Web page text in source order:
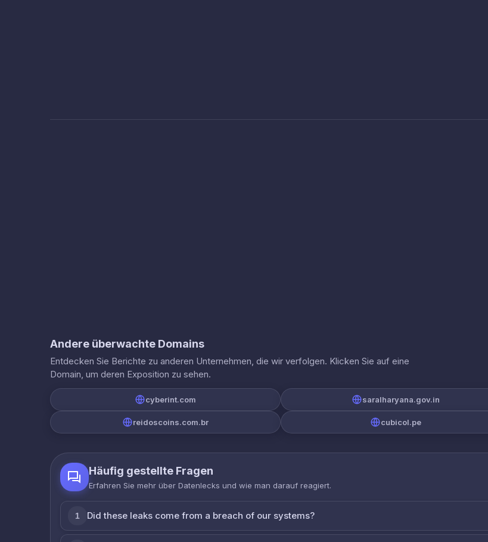
Andere überwachte Domains
Entdecken Sie Berichte zu anderen Unternehmen, die wir verfolgen. Klicken Sie auf eine
Domain, um deren Exposition zu sehen.
cyberint.com saralharyana.gov.in
reidoscoins.com.br cubicol.pe
Häufig gestellte Fragen
Erfahren Sie mehr über Datenlecks und wie man darauf reagiert.
1 Did these leaks come from a breach of our systems?